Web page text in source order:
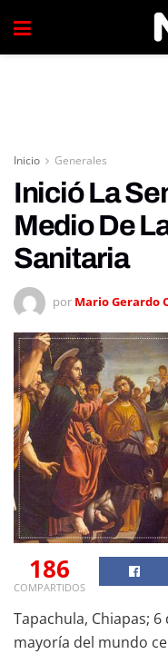
Inicio Generales
Inició La
Medio De
Sanitaria
por Mario Gerardo
186
COMPARTIDOS
Tapachula, Chiapas;
mayoría del mundo